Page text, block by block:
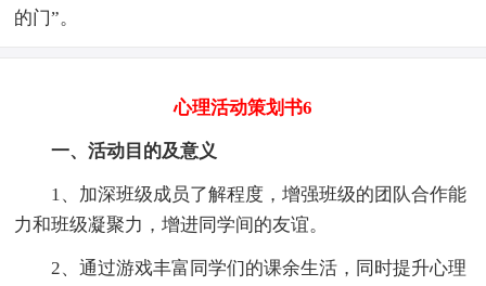
的门”。
心理活动策划书6
一、活动目的及意义
1、加深班级成员了解程度，增强班级的团队合作能
力和班级凝聚力，增进同学间的友谊。
2、通过游戏丰富同学们的课余生活，同时提升心理